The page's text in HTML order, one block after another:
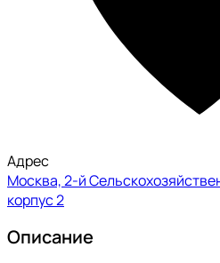
Адрес
Москва, 2-й
корпус 2
Описание